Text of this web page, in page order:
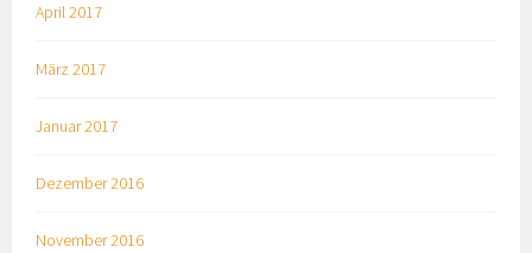
April 2017
März 2017
Januar 2017
Dezember 2016
November 2016